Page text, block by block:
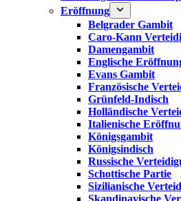
Eröffnung
Belgrader Gambit
Caro-Kann
Damengambit
Englische
Evans Gambit
Französische
Grünfeld-Indisch
Holländische
Italienische
Königsgambit
Königsindisch
Russische
Schottische Partie
Sizilianische
Skandinavische